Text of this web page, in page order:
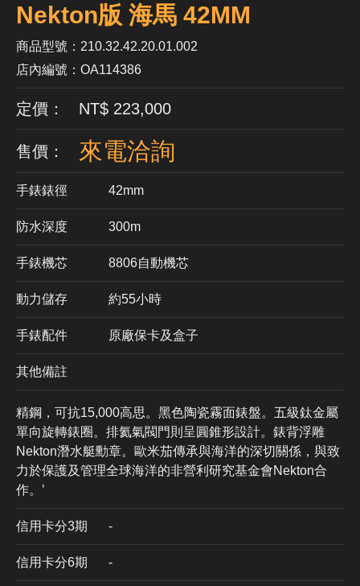
Nekton版 海馬 42MM
商品型號：210.32.42.20.01.002
店內編號：OA114386
定價： NT$ 223,000
售價： 來電洽詢
手錶錶徑 42mm
防水深度 300m
手錶機芯 ​8806自動機芯
動力儲存 約55小時
手錶配件 原廠保卡及盒子
其他備註
精鋼，可抗15,000高思。黑色陶瓷霧面錶盤。五級鈦金屬
單向旋轉錶圈。排氦氣閥門則呈圓錐形設計⁠。錶背浮雕
Nekton潛水艇勳章。歐米茄傳承與海洋的深切關係，與致
力於保護及管理全球海洋的非營利研究基金會Nekton合
作。’
信用卡分3期 ​-
信用卡分6期 -